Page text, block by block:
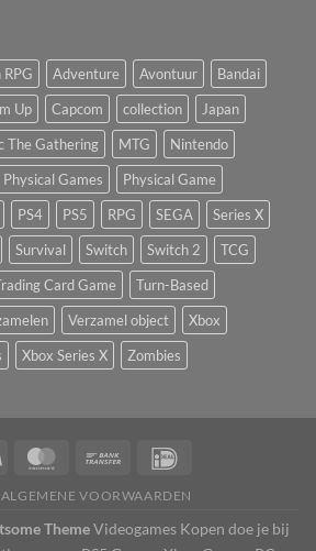
Adventure Avontuur
Bandai
Up Capcom collection
Japan
The Gathering MTG
Nintendo
Physical Games
Physical Game
PS4 PS5 RPG SEGA
Series X
Survival Switch Switch 2
TCG
Card Game
Turn-Based
Verzamel object
Xbox
Xbox Series X Zombies
ALGEMENE VOORWAARDEN
ThemeVideogames Kopen doe je bij